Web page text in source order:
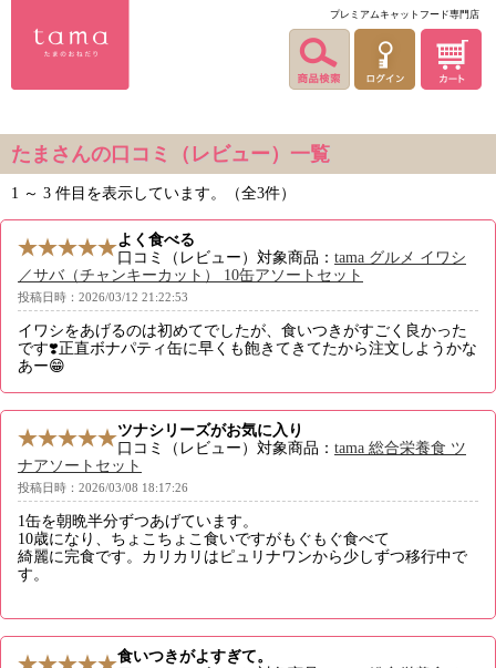
プレミアムキャットフード専門店
たまさんの口コミ（レビュー）一覧
1 ～ 3 件目を表示しています。（全3件）
よく食べる
口コミ（レビュー）対象商品： tama グルメ イワシ
／サバ（チャンキーカット） 10缶アソートセット
投稿日時：2026/03/12 21:22:53
イワシをあげるのは初めてでしたが、食いつきがすごく良かった
です❣️正直ボナパティ缶に早くも飽きてきてたから注文しようかな
あー😁
ツナシリーズがお気に入り
口コミ（レビュー）対象商品： tama 総合栄養食 ツ
ナアソートセット
投稿日時：2026/03/08 18:17:26
1缶を朝晩半分ずつあげています。
10歳になり、ちょこちょこ食いですがもぐもぐ食べて
綺麗に完食です。カリカリはピュリナワンから少しずつ移行中で
す。
食いつきがよすぎて。